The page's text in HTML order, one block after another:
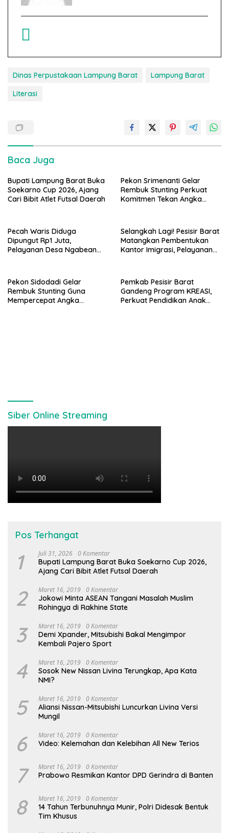
Dinas Perpustakaan Lampung Barat
Lampung Barat
Literasi
Baca Juga
Bupati Lampung Barat Buka
Soekarno Cup 2026, Ajang
Cari Bibit Atlet Futsal Daerah
Pekon Srimenanti Gelar
Rembuk Stunting Perkuat
Komitmen Tekan Angka
Pecah Waris Diduga
Dipungut Rp1 Juta,
Pelayanan Desa Ngabean
Selangkah Lagi! Pesisir Barat
Matangkan Pembentukan
Kantor Imigrasi, Pelayanan
Pekon Sidodadi Gelar
Rembuk Stunting Guna
Mempercepat Angka
Pemkab Pesisir Barat
Gandeng Program KREASI,
Perkuat Pendidikan Anak
Siber Online Streaming
Pos Terhangat
1 Juli 31, 2026 0 Komentar
Bupati Lampung Barat Buka Soekarno Cup 2026,
Ajang Cari Bibit Atlet Futsal Daerah
2 Maret 16, 2019 0 Komentar
Jokowi Minta ASEAN Tangani Masalah Muslim
Rohingya di Rakhine State
3 Maret 16, 2019 0 Komentar
Demi Xpander, Mitsubishi Bakal Mengimpor
Kembali Pajero Sport
4 Maret 16, 2019 0 Komentar
Sosok New Nissan Livina Terungkap, Apa Kata
NMI?
5 Maret 16, 2019 0 Komentar
Aliansi Nissan-Mitsubishi Luncurkan Livina Versi
Mungil
6 Maret 16, 2019 0 Komentar
Video: Kelemahan dan Kelebihan All New Terios
7 Maret 16, 2019 0 Komentar
Prabowo Resmikan Kantor DPD Gerindra di Banten
8 Maret 16, 2019 0 Komentar
14 Tahun Terbunuhnya Munir, Polri Didesak Bentuk
Tim Khusus